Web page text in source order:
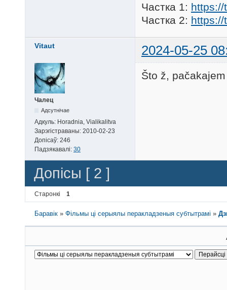
Частка 1: https://
Частка 2: https://
Vitaut 2024-05-25
Чалец
Адсутнічае
Адкуль: Horadnia, Vialikalitva
Зарэгістраваны: 2010-02-23
Допісаў: 246
Падзякавалі: 30
Što ž,
Допісы [ 2 ]
Старонкі 1
Баравік »Фільмы ці серыялы перакладзеныя субтытрамі »